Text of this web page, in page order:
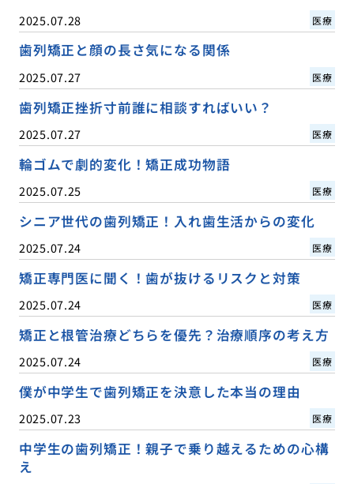
2025.07.28 医療
歯列矯正と顔の長さ気になる関係
2025.07.27 医療
歯列矯正挫折寸前誰に相談すればいい？
2025.07.27 医療
輪ゴムで劇的変化！矯正成功物語
2025.07.25 医療
シニア世代の歯列矯正！入れ歯生活からの変化
2025.07.24 医療
矯正専門医に聞く！歯が抜けるリスクと対策
2025.07.24 医療
矯正と根管治療どちらを優先？治療順序の考え方
2025.07.24 医療
僕が中学生で歯列矯正を決意した本当の理由
2025.07.23 医療
中学生の歯列矯正！親子で乗り越えるための心構
え